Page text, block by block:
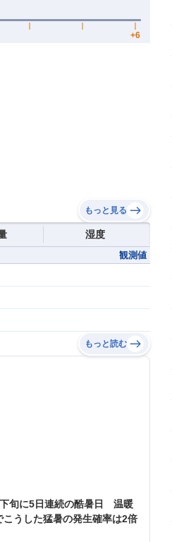
もっと見る
湿度
観測値
もっと読む
旬に5日連続の酷暑日 温暖
こうした猛暑の発生確率は2倍